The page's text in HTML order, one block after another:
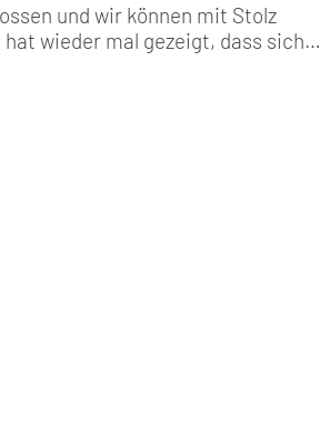
und wir können mit Stolz
wieder mal gezeigt, dass sich…